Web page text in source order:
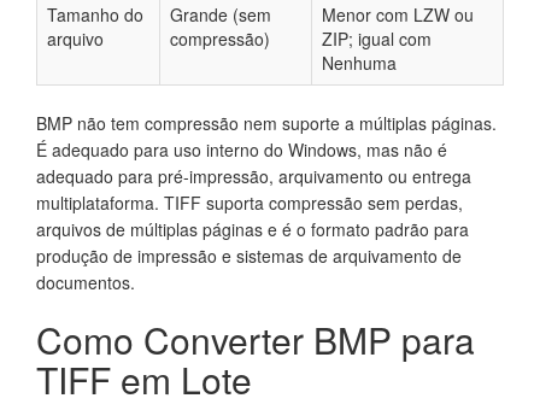
Tamanho do
arquivo
Grande (sem
compressão)
Menor com LZW ou
ZIP; igual com
Nenhuma
BMP não tem compressão nem suporte a múltiplas páginas.
É adequado para uso interno do Windows, mas não é
adequado para pré-impressão, arquivamento ou entrega
multiplataforma. TIFF suporta compressão sem perdas,
arquivos de múltiplas páginas e é o formato padrão para
produção de impressão e sistemas de arquivamento de
documentos.
Como Converter BMP para
TIFF em Lote